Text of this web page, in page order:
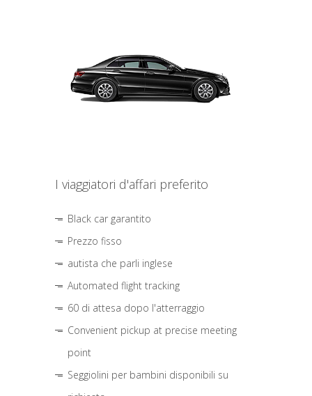
I viaggiatori d'affari preferito
Black car garantito
Prezzo fisso
autista che parli inglese
Automated flight tracking
60 di attesa dopo l'atterraggio
Convenient pickup at precise meeting
point
Seggiolini per bambini disponibili su